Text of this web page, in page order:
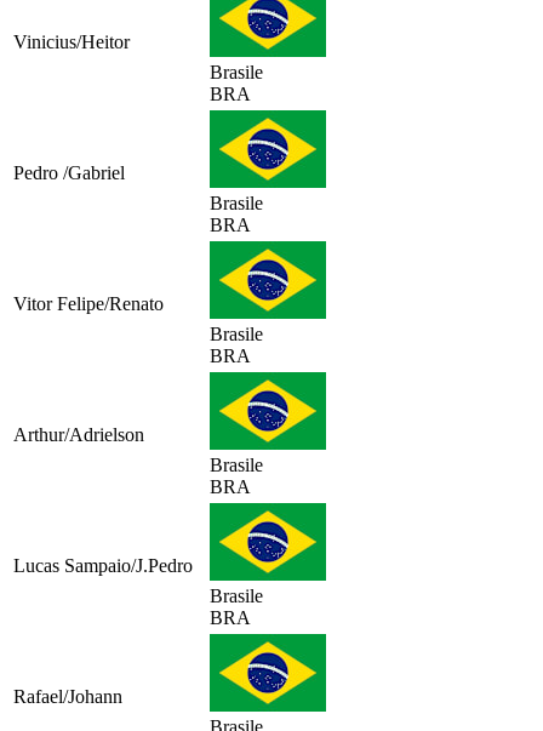
Vinicius/Heitor
Brasile
BRA
Pedro /Gabriel
Brasile
BRA
Vitor Felipe/Renato
Brasile
BRA
Arthur/Adrielson
Brasile
BRA
Lucas Sampaio/J.Pedro
Brasile
BRA
Rafael/Johann
Brasile